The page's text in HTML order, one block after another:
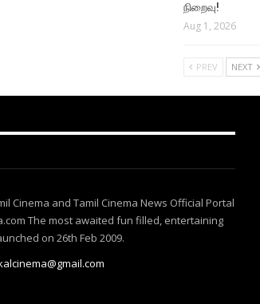
நிறைவு!
Aug 1, 2026
PREV NEXT
Cinema and Tamil Cinema News Official Portal
The most awaited fun filled, entertaining
on 26th Feb 2009.